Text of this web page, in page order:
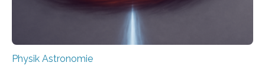
ausgedrückt, Wärme in Bewegung. In
quantenmechanischen Experimenten ist es in den…
Physik Astronomie